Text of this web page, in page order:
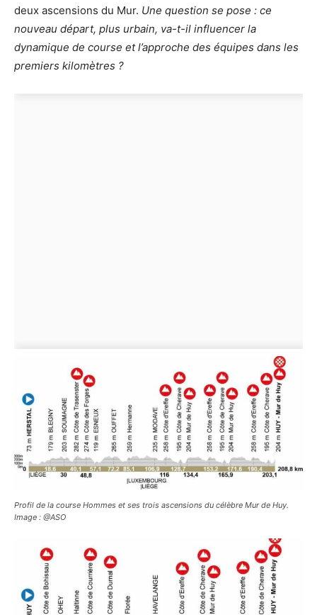
deux ascensions du Mur. Une question se pose : ce
nouveau départ, plus urbain, va-t-il influencer la
dynamique de course et l’approche des équipes dans les
premiers kilomètres ?
Profil de la course Hommes et ses trois ascensions du célèbre Mur de Huy.
Image : @ASO